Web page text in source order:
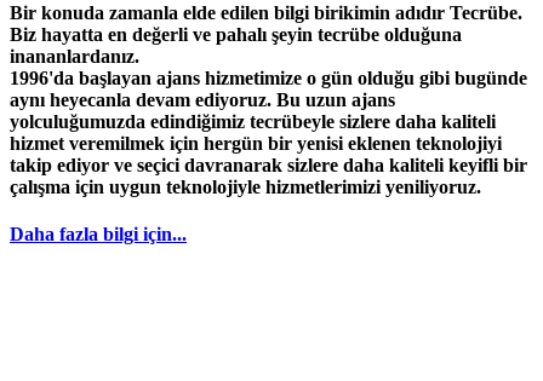
Bir konuda zamanla elde edilen bilgi birikimin adıdır Tecrübe.
Biz hayatta en değerli ve pahalı şeyin tecrübe olduğuna
inananlardanız.
1996'da başlayan ajans hizmetimize o gün olduğu gibi bugünde
aynı heyecanla devam ediyoruz. Bu uzun ajans
yolculuğumuzda edindiğimiz tecrübeyle sizlere daha kaliteli
hizmet veremilmek için hergün bir yenisi eklenen teknolojiyi
takip ediyor ve seçici davranarak sizlere daha kaliteli keyifli bir
çalışma için uygun teknolojiyle hizmetlerimizi yeniliyoruz.
Daha fazla bilgi için...